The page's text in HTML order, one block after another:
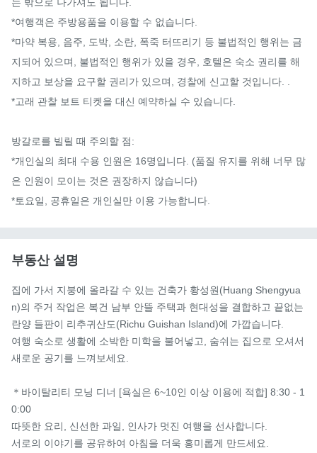
*여행객은 주방용품을 이용할 수 없습니다.
*마약 복용, 음주, 도박, 소란, 폭죽 터뜨리기 등 불법적인 행위는 금
지되어 있으며, 불법적인 행위가 있을 경우, 호텔은 숙소 권리를 해
지하고 보상을 요구할 권리가 있으며, 경찰에 신고할 것입니다. .
*고래 관찰 보트 티켓을 대신 예약하실 수 있습니다.
방갈로를 빌릴 때 주의할 점:
*개인실의 최대 수용 인원은 16명입니다. (품질 유지를 위해 너무 많
은 인원이 모이는 것은 권장하지 않습니다)
*토요일, 공휴일은 개인실만 이용 가능합니다.
부동산 설명
집에 가서 지붕에 올라갈 수 있는 건축가 황성원(Huang Shengyua
n)의 주거 작업은 복건 남부 안뜰 주택과 현대성을 결합하고 끝없는
란양 들판이 리추귀산도(Richu Guishan Island)에 가깝습니다.
여행 숙소로 생활에 소박한 미학을 불어넣고, 숨쉬는 집으로 오셔서
새로운 공기를 느껴보세요.
＊바이탈리티 모닝 디너 [욕실은 6~10인 이상 이용에 적합] 8:30 - 1
0:00
따뜻한 요리, 신선한 과일, 인사가 멋진 여행을 선사합니다.
서로의 이야기를 공유하여 아침을 더욱 흥미롭게 만드세요.